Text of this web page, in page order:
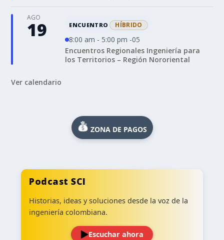
AGO
19 ENCUENTRO HÍBRIDO
8:00 am - 5:00 pm -05
Encuentros Regionales Ingeniería para
los Territorios – Región Nororiental
Ver calendario
ZONA DE PAGOS
Podcast SCI
Historias, ideas y soluciones desde la voz de la
ingeniería colombiana.
Escuchar ahora